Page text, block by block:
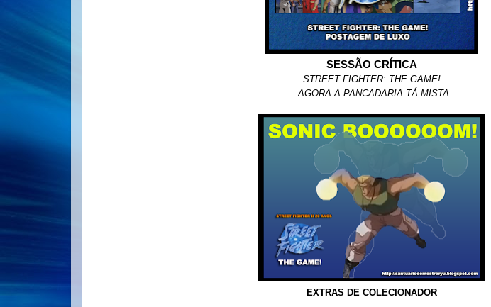
SESSÃO CRÍTICA
STREET FIGHTER: THE GAME!
AGORA A PANCADARIA TÁ MISTA
EXTRAS DE COLECIONADOR